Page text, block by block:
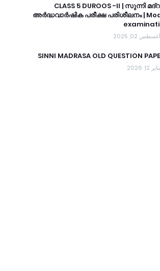
CLASS 5 DUROOS -II | സുന്നി
അർദ്ധവാർഷിക പരീക്ഷ പരിശീലനം |
أغسطس 02, 2025
SINNI MADRASA OLD QUESTION
يناير 12, 2026